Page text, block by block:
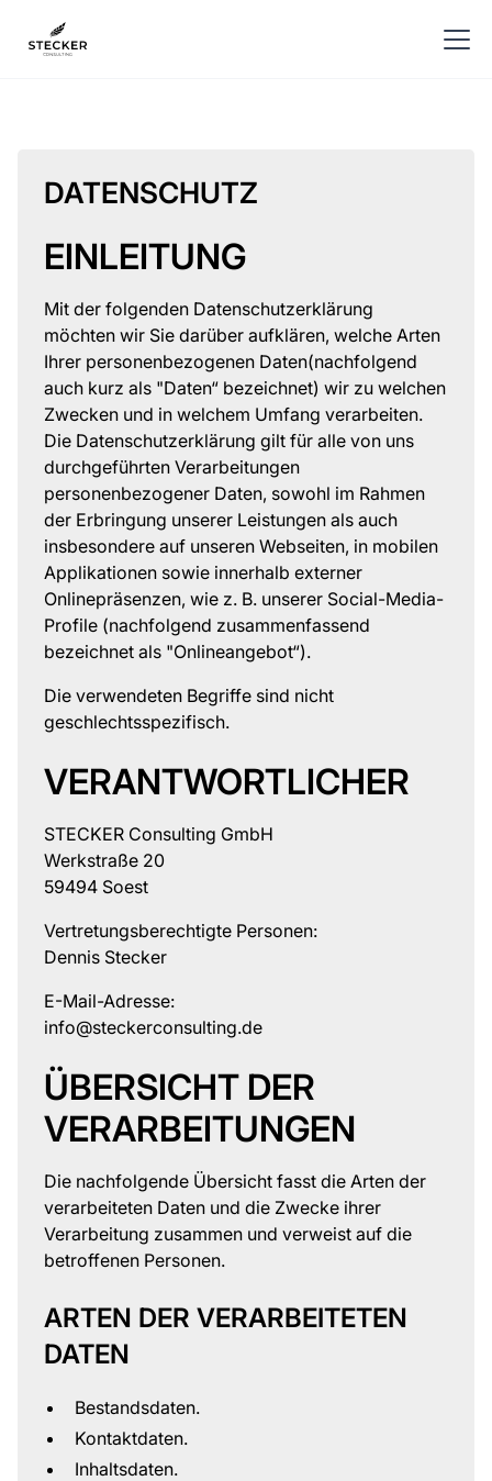
DATENSCHUTZ
EINLEITUNG
Mit der folgenden Datenschutzerklärung
möchten wir Sie darüber aufklären, welche Arten
Ihrer personenbezogenen Daten(nachfolgend
auch kurz als "Daten“ bezeichnet) wir zu welchen
Zwecken und in welchem Umfang verarbeiten.
Die Datenschutzerklärung gilt für alle von uns
durchgeführten Verarbeitungen
personenbezogener Daten, sowohl im Rahmen
der Erbringung unserer Leistungen als auch
insbesondere auf unseren Webseiten, in mobilen
Applikationen sowie innerhalb externer
Onlinepräsenzen, wie z. B. unserer Social-Media-
Profile (nachfolgend zusammenfassend
bezeichnet als "Onlineangebot“).
Die verwendeten Begriffe sind nicht
geschlechtsspezifisch.
VERANTWORTLICHER
STECKER Consulting GmbH
Werkstraße 20
59494 Soest
Vertretungsberechtigte Personen:
Dennis Stecker
E-Mail-Adresse:
info@steckerconsulting.de
ÜBERSICHT DER
VERARBEITUNGEN
Die nachfolgende Übersicht fasst die Arten der
verarbeiteten Daten und die Zwecke ihrer
Verarbeitung zusammen und verweist auf die
betroffenen Personen.
ARTEN DER VERARBEITETEN
DATEN
Bestandsdaten.
Kontaktdaten.
Inhaltsdaten.